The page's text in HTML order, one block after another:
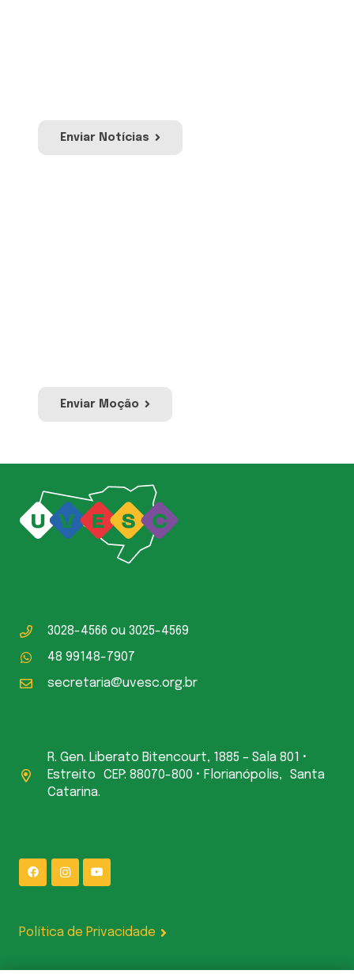
Enviar Notícias
Enviar Moção
3028-4566 ou 3025-4569
48 99148-7907
secretaria@uvesc.org.br
R. Gen. Liberato Bitencourt, 1885 – Sala 801 •
Estreito CEP: 88070-800 • Florianópolis, Santa
Catarina.
Política de Privacidade